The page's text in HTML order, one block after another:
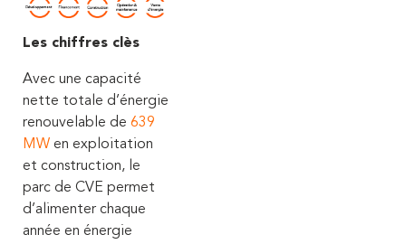
Les chiffres clès
Avec une capacité
nette totale d’énergie
renouvelable de 639
MW en exploitation
et construction, le
parc de CVE permet
d’alimenter chaque
année en énergie